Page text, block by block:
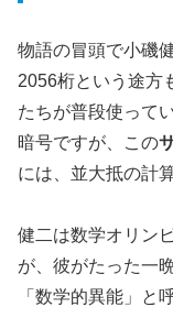
物語の冒頭で小磯
2056桁という途方
たちが普段使って
暗号ですが、この
には、並大抵の計
健二は数学オリン
が、彼がたった一
「数学的異能」と